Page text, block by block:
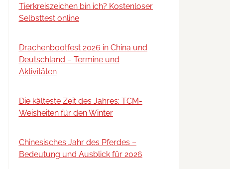
Tierkreiszeichen bin ich? Kostenloser
Selbsttest online
Drachenbootfest 2026 in China und
Deutschland – Termine und
Aktivitäten
Die kälteste Zeit des Jahres: TCM-
Weisheiten für den Winter
Chinesisches Jahr des Pferdes –
Bedeutung und Ausblick für 2026